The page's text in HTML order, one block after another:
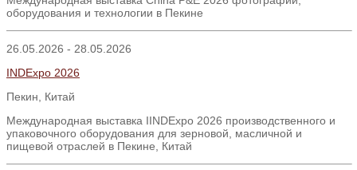
оборудования и технологии в Пекине
26.05.2026 - 28.05.2026
INDExpo 2026
Пекин, Китай
Международная выставка IINDExpo 2026 производственного и
упаковочного оборудования для зерновой, масличной и
пищевой отраслей в Пекине, Китай